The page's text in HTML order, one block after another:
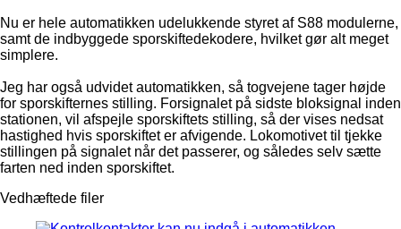
Nu er hele automatikken udelukkende styret af S88 modulerne,
samt de indbyggede sporskiftedekodere, hvilket gør alt meget
simplere.
Jeg har også udvidet automatikken, så togvejene tager højde
for sporskifternes stilling. Forsignalet på sidste bloksignal inden
stationen, vil afspejle sporskiftets stilling, så der vises nedsat
hastighed hvis sporskiftet er afvigende. Lokomotivet til tjekke
stillingen på signalet når det passerer, og således selv sætte
farten ned inden sporskiftet.
Vedhæftede filer